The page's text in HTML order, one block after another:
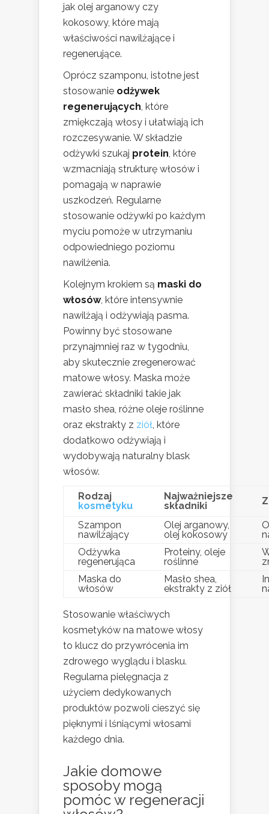
jak olej arganowy czy
kokosowy, które mają
właściwości nawilżające i
regenerujące.
Oprócz szamponu, istotne jest
stosowanie odżywek
regenerujących, które
zmiękczają włosy i ułatwiają ich
rozczesywanie. W składzie
odżywki szukaj protein, które
wzmacniają strukturę włosów i
pomagają w naprawie
uszkodzeń. Regularne
stosowanie odżywki po każdym
myciu pomoże w utrzymaniu
odpowiedniego poziomu
nawilżenia.
Kolejnym krokiem są maski do
włosów, które intensywnie
nawilżają i odżywiają pasma.
Powinny być stosowane
przynajmniej raz w tygodniu,
aby skutecznie zregenerować
matowe włosy. Maska może
zawierać składniki takie jak
masło shea, różne oleje roślinne
oraz ekstrakty z ziół, które
dodatkowo odżywiają i
wydobywają naturalny blask
włosów.
Rodzaj
kosmetyku
Najważniejsze
składniki
Szampon
nawilżający
Olej arganowy,
olej kokosowy
Odżywka
regenerująca
Proteiny, oleje
roślinne
Maska do
włosów
Masło shea,
ekstrakty z ziół
Stosowanie właściwych
kosmetyków na matowe włosy
to klucz do przywrócenia im
zdrowego wyglądu i blasku.
Regularna pielęgnacja z
użyciem dedykowanych
produktów pozwoli cieszyć się
pięknymi i lśniącymi włosami
każdego dnia.
Jakie domowe
sposoby mogą
pomóc w regeneracji